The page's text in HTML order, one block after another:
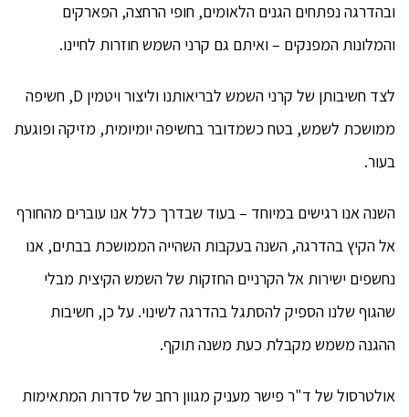
ובהדרגה נפתחים הגנים הלאומים, חופי הרחצה, הפארקים
והמלונות המפנקים – ואיתם גם קרני השמש חוזרות לחיינו.
לצד חשיבותן של קרני השמש לבריאותנו וליצור ויטמין D, חשיפה
ממושכת לשמש, בטח כשמדובר בחשיפה יומיומית, מזיקה ופוגעת
בעור.
השנה אנו רגישים במיוחד – בעוד שבדרך כלל אנו עוברים מהחורף
אל הקיץ בהדרגה, השנה בעקבות השהייה הממושכת בבתים, אנו
נחשפים ישירות אל הקרניים החזקות של השמש הקיצית מבלי
שהגוף שלנו הספיק להסתגל בהדרגה לשינוי. על כן, חשיבות
ההגנה משמש מקבלת כעת משנה תוקף.
אולטרסול של ד"ר פישר מעניק מגוון רחב של סדרות המתאימות